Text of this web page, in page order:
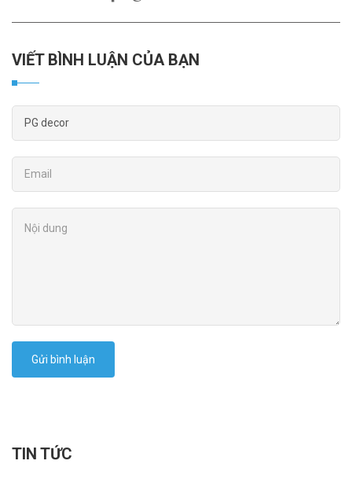
VIẾT BÌNH LUẬN CỦA BẠN
Gửi bình luận
TIN TỨC